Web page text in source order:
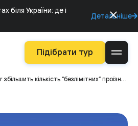
біля України: де і
Детальніше
Підібрати тур
кількість “безлімітних” проїзних для пасажирів